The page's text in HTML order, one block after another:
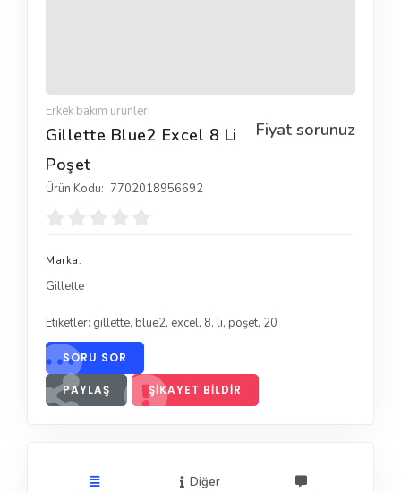
Erkek bakım ürünleri
Fiyat sorunuz
Gillette Blue2 Excel 8 Li
Poşet
Ürün Kodu: 7702018956692
Marka:
Gillette
Etiketler: gillette, blue2, excel, 8, li, poşet, 20
SORU SOR
PAYLAŞ ŞIKAYET BILDIR
Diğer